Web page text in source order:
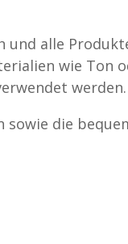
und alle
wie Ton
werden.
die